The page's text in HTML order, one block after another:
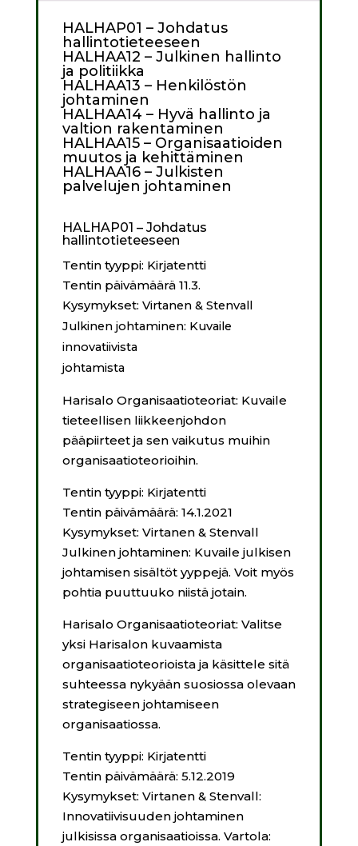
HALHAP01 – Johdatus
hallintotieteeseen
HALHAA12 – Julkinen hallinto
ja politiikka
HALHAA13 – Henkilöstön
johtaminen
HALHAA14 – Hyvä hallinto ja
valtion rakentaminen
HALHAA15 – Organisaatioiden
muutos ja kehittäminen
HALHAA16 – Julkisten
palvelujen johtaminen
HALHAP01 – Johdatus
hallintotieteeseen
Tentin tyyppi: Kirjatentti
Tentin päivämäärä 11.3.
Kysymykset: Virtanen & Stenvall
Julkinen johtaminen: Kuvaile
innovatiivista
johtamista
Harisalo Organisaatioteoriat: Kuvaile
tieteellisen liikkeenjohdon
pääpiirteet ja sen vaikutus muihin
organisaatioteorioihin.
Tentin tyyppi: Kirjatentti
Tentin päivämäärä: 14.1.2021
Kysymykset: Virtanen & Stenvall
Julkinen johtaminen: Kuvaile julkisen
johtamisen sisältöt yyppejä. Voit myös
pohtia puuttuuko niistä jotain.
Harisalo Organisaatioteoriat: Valitse
yksi Harisalon kuvaamista
organisaatioteorioista ja käsittele sitä
suhteessa nykyään suosiossa olevaan
strategiseen johtamiseen
organisaatiossa.
Tentin tyyppi: Kirjatentti
Tentin päivämäärä: 5.12.2019
Kysymykset: Virtanen & Stenvall:
Innovatiivisuuden johtaminen
julkisissa organisaatioissa. Vartola: